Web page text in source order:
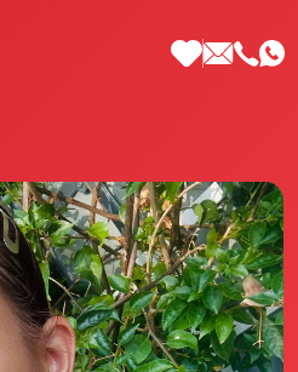
Club di Più
Pilla